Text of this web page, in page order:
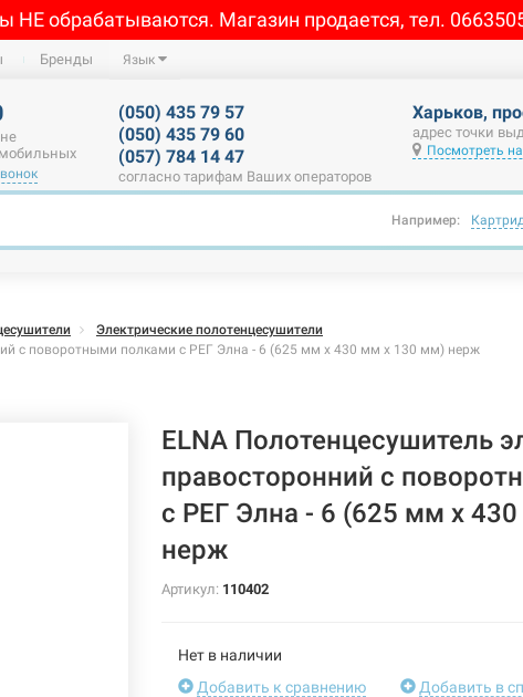
НЕ обрабатываются. Магазин продается, тел.
Бренды Язык
(050) 435 79 57
(050) 435 79 60
(057) 784 14 47
согласно тарифам Ваших операторов
Харьков,
адрес точки
Посмотреть
Например:
Электрические полотенцесушители
с поворотными полками с РЕГ Элна - 6 (625 мм х 430 мм х 130 мм) нерж
ELNA Полотенцесушитель
правосторонний с
с РЕГ Элна - 6 (625 мм х
нерж
Артикул: 110402
Нет в наличии
Добавить к сравнению
Добавить в